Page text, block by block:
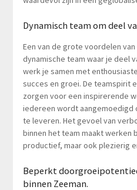
Dynamisch team om deel
Een van de grote voordelen
dynamische team waar je deel
werk je samen met
succes en groei. De teamspirit
zorgen voor een inspirerende
iedereen wordt aangemoedigd
te leveren. Het gevoel van
binnen het team maakt werken
productief, maar ook plezierig
Beperkt
binnen Zeeman.